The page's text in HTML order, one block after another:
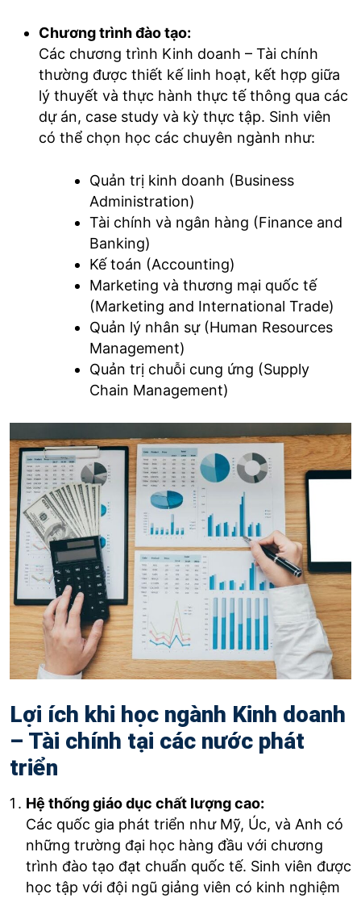
Chương trình đào tạo:
Các chương trình Kinh doanh – Tài chính
thường được thiết kế linh hoạt, kết hợp giữa
lý thuyết và thực hành thực tế thông qua các
dự án, case study và kỳ thực tập. Sinh viên
có thể chọn học các chuyên ngành như:
Quản trị kinh doanh (Business
Administration)
Tài chính và ngân hàng (Finance and
Banking)
Kế toán (Accounting)
Marketing và thương mại quốc tế
(Marketing and International Trade)
Quản lý nhân sự (Human Resources
Management)
Quản trị chuỗi cung ứng (Supply
Chain Management)
Lợi ích khi học ngành Kinh doanh
– Tài chính tại các nước phát
triển
Hệ thống giáo dục chất lượng cao:
Các quốc gia phát triển như Mỹ, Úc, và Anh có
những trường đại học hàng đầu với chương
trình đào tạo đạt chuẩn quốc tế. Sinh viên được
học tập với đội ngũ giảng viên có kinh nghiệm